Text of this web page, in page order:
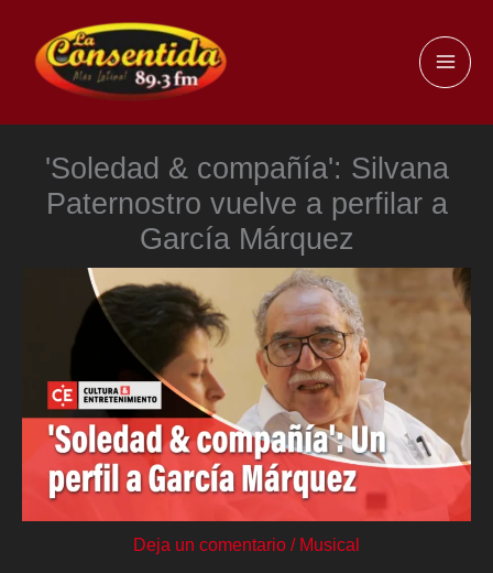
contenido
'Soledad & compañía': Silvana
Paternostro vuelve a perfilar a
García Márquez
Deja un comentario / Musical